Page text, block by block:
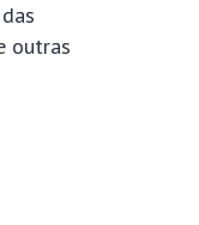
outras